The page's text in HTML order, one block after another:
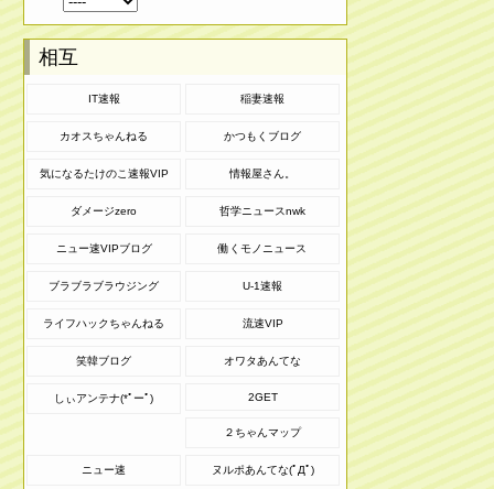
相互
IT速報 稲妻速報
カオスちゃんねる かつもくブログ
気になるたけのこ速報VIP 情報屋さん。
ダメージzero 哲学ニュースnwk
ニュー速VIPブログ 働くモノニュース
ブラブラブラウジング U-1速報
ライフハックちゃんねる 流速VIP
笑韓ブログ オワタあんてな
しぃアンテナ(*ﾟーﾟ) 2GET
２ちゃんマップ
ニュー速 ヌルポあんてな(ﾟДﾟ)